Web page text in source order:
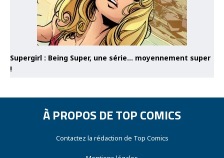
Supergirl : Being Super, une série… moyennement super
!
À PROPOS DE TOP COMICS
Contactez la rédaction de Top Comics